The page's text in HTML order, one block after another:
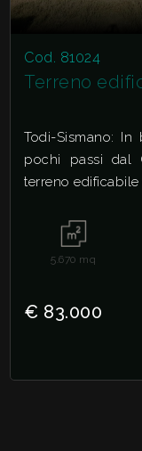
Cod. 81024
Terreno
Todi-Sismano:
pochi passi dal
terreno edificabile
5.670 mq
€ 83.000